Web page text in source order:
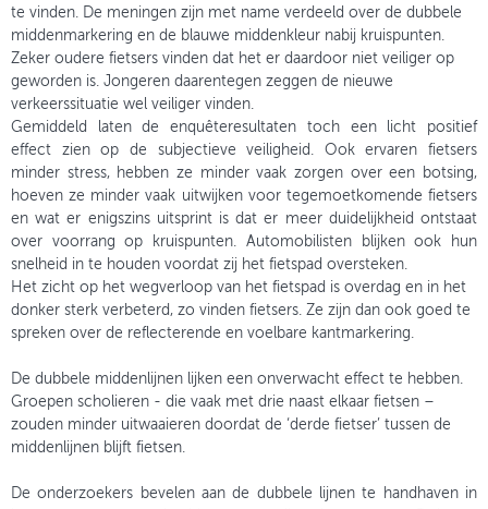
te vinden. De meningen zijn met name verdeeld over de dubbele
middenmarkering en de blauwe middenkleur nabij kruispunten.
Zeker oudere fietsers vinden dat het er daardoor niet veiliger op
geworden is. Jongeren daarentegen zeggen de nieuwe
verkeerssituatie wel veiliger vinden.
Gemiddeld laten de enquêteresultaten toch een licht positief
effect zien op de subjectieve veiligheid. Ook ervaren fietsers
minder stress, hebben ze minder vaak zorgen over een botsing,
hoeven ze minder vaak uitwijken voor tegemoetkomende fietsers
en wat er enigszins uitsprint is dat er meer duidelijkheid ontstaat
over voorrang op kruispunten. Automobilisten blijken ook hun
snelheid in te houden voordat zij het fietspad oversteken.
Het zicht op het wegverloop van het fietspad is overdag en in het
donker sterk verbeterd, zo vinden fietsers. Ze zijn dan ook goed te
spreken over de reflecterende en voelbare kantmarkering.
De dubbele middenlijnen lijken een onverwacht effect te hebben.
Groepen scholieren - die vaak met drie naast elkaar fietsen –
zouden minder uitwaaieren doordat de ‘derde fietser’ tussen de
middenlijnen blijft fietsen.
De onderzoekers bevelen aan de dubbele lijnen te handhaven in